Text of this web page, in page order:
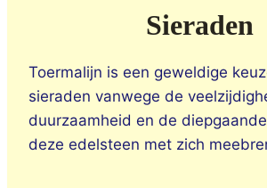
Sieraden
Toermalijn is een geweldige
sieraden vanwege de
duurzaamheid en de
deze edelsteen met zich